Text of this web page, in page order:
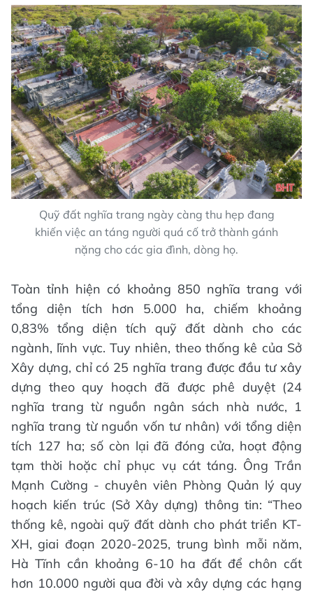
Quỹ đất nghĩa trang ngày càng thu hẹp đang
khiến việc an táng người quá cố trở thành gánh
nặng cho các gia đình, dòng họ.
Toàn tỉnh hiện có khoảng 850 nghĩa trang với
tổng diện tích hơn 5.000 ha, chiếm khoảng
0,83% tổng diện tích quỹ đất dành cho các
ngành, lĩnh vực. Tuy nhiên, theo thống kê của Sở
Xây dựng, chỉ có 25 nghĩa trang được đầu tư xây
dựng theo quy hoạch đã được phê duyệt (24
nghĩa trang từ nguồn ngân sách nhà nước, 1
nghĩa trang từ nguồn vốn tư nhân) với tổng diện
tích 127 ha; số còn lại đã đóng cửa, hoạt động
tạm thời hoặc chỉ phục vụ cát táng. Ông Trần
Mạnh Cường - chuyên viên Phòng Quản lý quy
hoạch kiến trúc (Sở Xây dựng) thông tin: “Theo
thống kê, ngoài quỹ đất dành cho phát triển KT-
XH, giai đoạn 2020-2025, trung bình mỗi năm,
Hà Tĩnh cần khoảng 6-10 ha đất để chôn cất
hơn 10.000 người qua đời và xây dựng các hạng